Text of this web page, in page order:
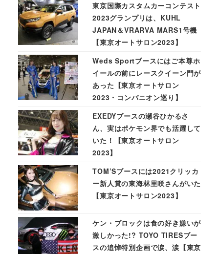
東京国際カスタムカーコンテスト
2023グランプリは、KUHL
JAPAN＆VRARVA MARS1号機
【東京オートサロン2023】
Weds Sportブースにはご本尊ホ
イールの前にレースクイーン門が
あった【東京オートサロン
2023・コンパニオン巡り】
EXEDYブースの瀬谷ひかるさ
ん、実はポケモン界でも活躍して
いた！【東京オートサロン
2023】
TOM’Sブースには2021クリッカ
ー新人賞の東海林里咲さんがいた
【東京オートサロン2023】
ケン・ブロックは食の好き嫌いが
激しかった!? TOYO TIRESブー
スの追悼特別企画で涙、涙【東京